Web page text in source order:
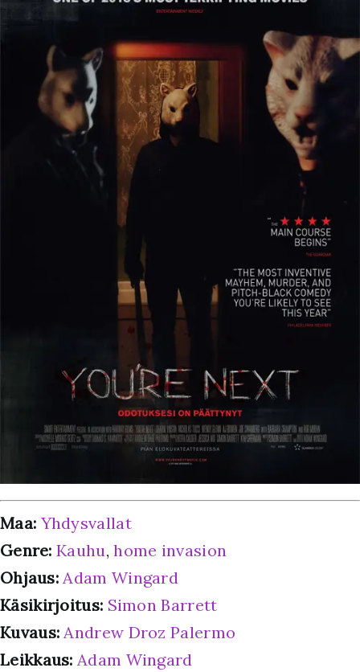
Maa: Yhdysvallat
Genre: Kauhu,home invasion
Ohjaus: Adam Wingard
Käsikirjoitus: Simon Barrett
Kuvaus: Andrew Droz Palermo
Leikkaus: Adam Wingard